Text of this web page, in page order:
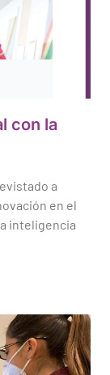
con la
a
en el
inteligencia